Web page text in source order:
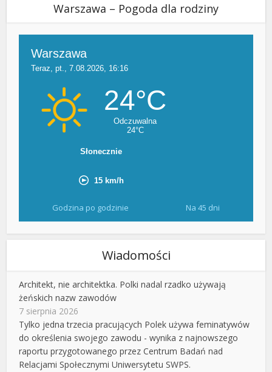
Warszawa – Pogoda dla rodziny
Godzina po godzinie Na 45 dni
Wiadomości
Architekt, nie architektka. Polki nadal rzadko używają
żeńskich nazw zawodów
7 sierpnia 2026
Tylko jedna trzecia pracujących Polek używa feminatywów
do określenia swojego zawodu - wynika z najnowszego
raportu przygotowanego przez Centrum Badań nad
Relacjami Społecznymi Uniwersytetu SWPS.